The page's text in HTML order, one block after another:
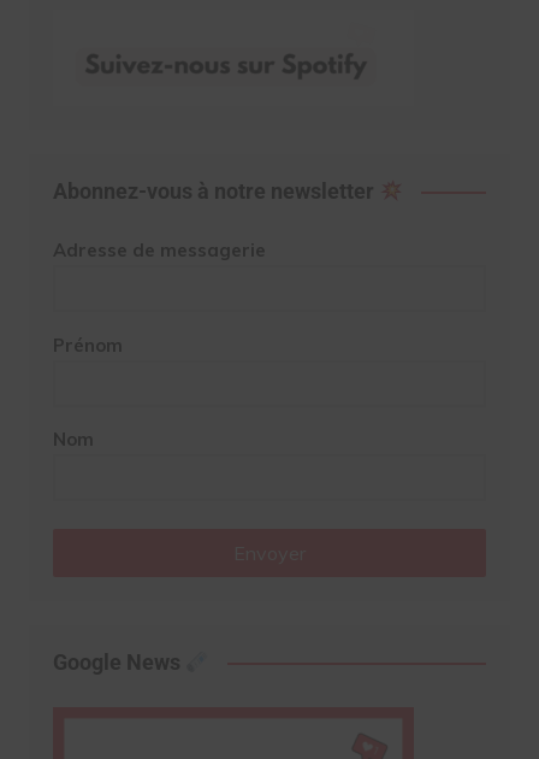
Abonnez-vous à notre newsletter
Adresse de messagerie
Prénom
Nom
Google News